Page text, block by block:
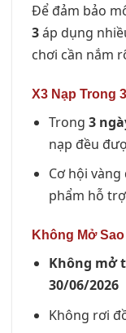
Để đảm bảo
3áp dụng
chơi cần nắm
X3 Nạp Trong
Trong 3
nạp đều
Cơ hội
phẩm hỗ trợ
Không Mở
Không mở
30/06/2026
Không rơi